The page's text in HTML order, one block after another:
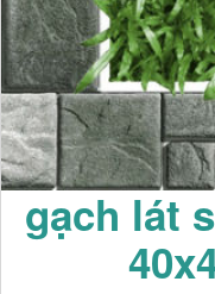
gạch lát